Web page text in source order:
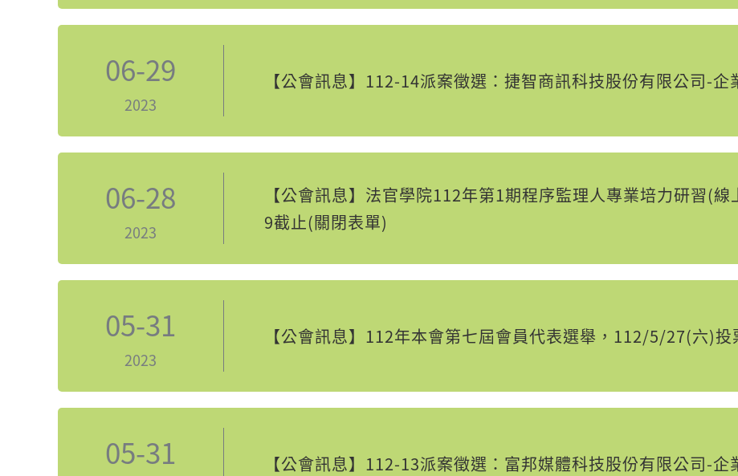
06-29
2023
【公會訊息】112-14派案徵選：捷智商訊科技股份有限公司-
06-28
2023
【公會訊息】法官學院112年第1期程序監理人專業培力研習(
9截止(關閉表單)
05-31
2023
【公會訊息】112年本會第七屆會員代表選舉，112/5/27(六)
05-31 【公會訊息】112-13派案徵選：富邦媒體科技股份有限公司-